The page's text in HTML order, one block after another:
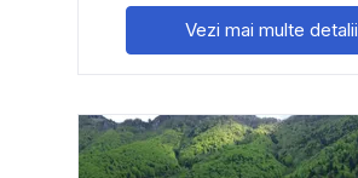
Vezi mai multe detalii